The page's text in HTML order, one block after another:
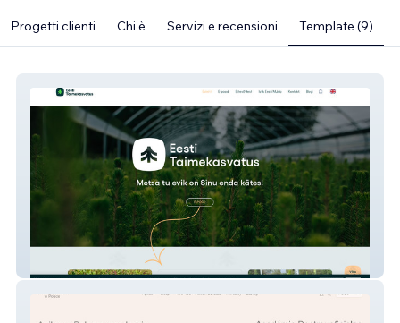
Progetti clienti Chi è Servizi e recensioni Template (9)
Eesti Taimekasvatus